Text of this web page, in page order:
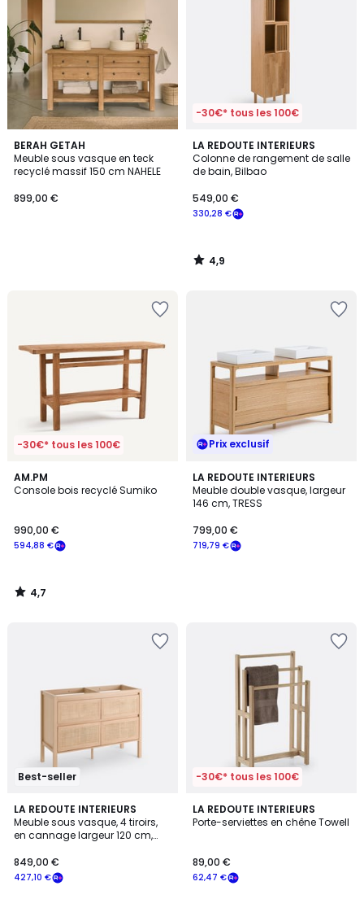
BERAH GETAH
Meuble sous vasque en teck
recyclé massif 150 cm NAHELE
899,00 €
-30€* tous les 100€
LA REDOUTE INTERIEURS
Colonne de rangement de salle
de bain, Bilbao
330,28 €
549,00 €
4,9
/ 5
4,9
/
-30€* tous les 100€
AM.PM
Console bois recyclé Sumiko
594,88 €
990,00 €
4,7
/ 5
4,7
/
Prix exclusif
LA REDOUTE INTERIEURS
Meuble double vasque, largeur
146 cm, TRESS
719,79 €
799,00 €
Best-seller
LA REDOUTE INTERIEURS
Meuble sous vasque, 4 tiroirs,
en cannage largeur 120 cm,
427,10 €
849,00 €
1
/
5
-30€* tous les 100€
LA REDOUTE INTERIEURS
Porte-serviettes en chêne Towell
62,47 €
89,00 €
4,5
/ 5